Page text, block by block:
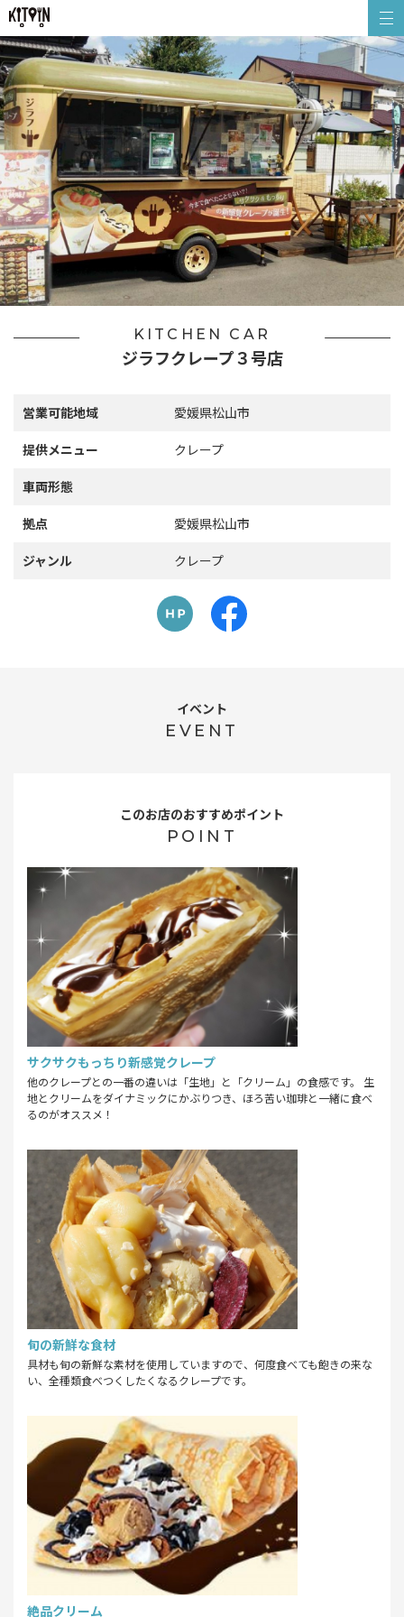
KITCHEN CAR
ジラフクレープ３号店
営業可能地域 愛媛県松山市
提供メニュー クレープ
車両形態
拠点 愛媛県松山市
ジャンル クレープ
イベント
EVENT
このお店のおすすめポイント
POINT
サクサクもっちり新感覚クレープ
他のクレープとの一番の違いは「生地」と「クリーム」の食感です。 生
地とクリームをダイナミックにかぶりつき、ほろ苦い珈琲と一緒に食べ
るのがオススメ！
旬の新鮮な食材
具材も旬の新鮮な素材を使用していますので、何度食べても飽きの来な
い、全種類食べつくしたくなるクレープです。
絶品クリーム